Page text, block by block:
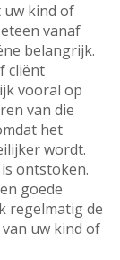
uw kind of
vanaf
belangrijk.
cliënt
vooral op
van die
het
wordt.
ontstoken.
goede
regelmatig de
uw kind of